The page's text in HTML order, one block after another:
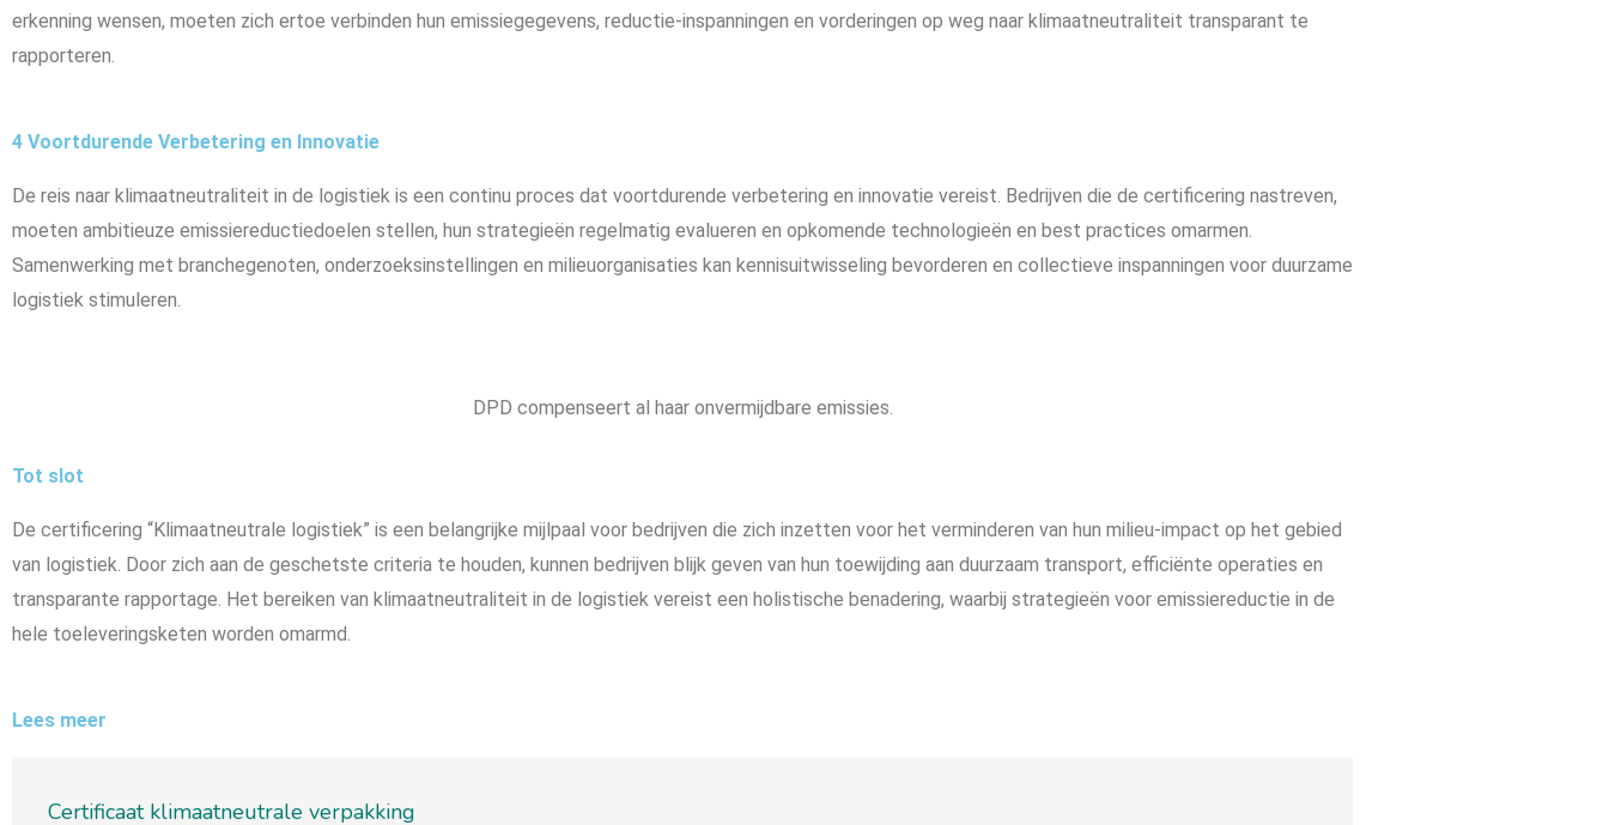
erkenning wensen, moeten zich ertoe verbinden hun emissiegegevens, reductie-inspanningen en vorderingen op weg naar klimaatneutraliteit transparant te
rapporteren.
4 Voortdurende Verbetering en Innovatie
De reis naar klimaatneutraliteit in de logistiek is een continu proces dat voortdurende verbetering en innovatie vereist. Bedrijven die de certificering nastreven,
moeten ambitieuze emissiereductiedoelen stellen, hun strategieën regelmatig evalueren en opkomende technologieën en best practices omarmen.
Samenwerking met branchegenoten, onderzoeksinstellingen en milieuorganisaties kan kennisuitwisseling bevorderen en collectieve inspanningen voor duurzame
logistiek stimuleren.
DPD compenseert al haar onvermijdbare emissies.
Tot slot
De certificering “Klimaatneutrale logistiek” is een belangrijke mijlpaal voor bedrijven die zich inzetten voor het verminderen van hun milieu-impact op het gebied
van logistiek. Door zich aan de geschetste criteria te houden, kunnen bedrijven blijk geven van hun toewijding aan duurzaam transport, efficiënte operaties en
transparante rapportage. Het bereiken van klimaatneutraliteit in de logistiek vereist een holistische benadering, waarbij strategieën voor emissiereductie in de
hele toeleveringsketen worden omarmd.
Lees meer
Certificaat klimaatneutrale verpakking